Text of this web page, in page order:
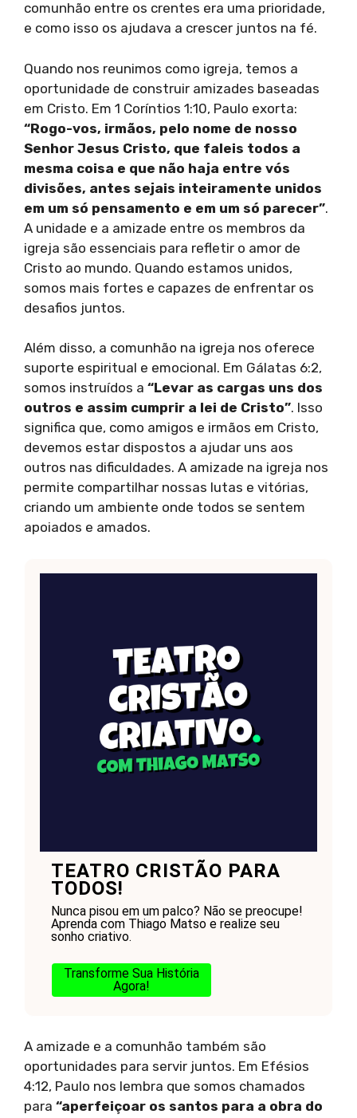
comunhão entre os crentes era uma prioridade,
e como isso os ajudava a crescer juntos na fé.
Quando nos reunimos como igreja, temos a
oportunidade de construir amizades baseadas
em Cristo. Em 1 Coríntios 1:10, Paulo exorta:
“Rogo-vos, irmãos, pelo nome de nosso
Senhor Jesus Cristo, que faleis todos a
mesma coisa e que não haja entre vós
divisões, antes sejais inteiramente unidos
em um só pensamento e em um só parecer”.
A unidade e a amizade entre os membros da
igreja são essenciais para refletir o amor de
Cristo ao mundo. Quando estamos unidos,
somos mais fortes e capazes de enfrentar os
desafios juntos.
Além disso, a comunhão na igreja nos oferece
suporte espiritual e emocional. Em Gálatas 6:2,
somos instruídos a “Levar as cargas uns dos
outros e assim cumprir a lei de Cristo”. Isso
significa que, como amigos e irmãos em Cristo,
devemos estar dispostos a ajudar uns aos
outros nas dificuldades. A amizade na igreja nos
permite compartilhar nossas lutas e vitórias,
criando um ambiente onde todos se sentem
apoiados e amados.
TEATRO CRISTÃO PARA
TODOS!
Nunca pisou em um palco? Não se preocupe!
Aprenda com Thiago Matso e realize seu
sonho criativo.
Transforme Sua História
Agora!
A amizade e a comunhão também são
oportunidades para servir juntos. Em Efésios
4:12, Paulo nos lembra que somos chamados
para “aperfeiçoar os santos para a obra do